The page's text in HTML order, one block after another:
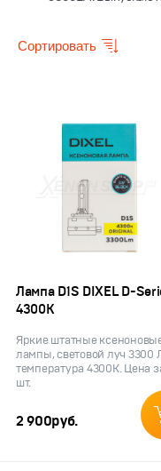
Сортировать
Лампа D1S DIXEL D-
4300K
Яркие штатные
лампы, световой луч 3300
температура 4300K. Цена
шт.
2 900руб.